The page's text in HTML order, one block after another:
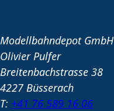
Modellbahndepot GmbH
Olivier Pulfer
Breitenbachstrasse 38
4227 Büsserach
T: +41 76 589 16 06